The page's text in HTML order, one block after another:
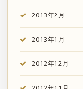
2013年2月
2013年1月
2012年12月